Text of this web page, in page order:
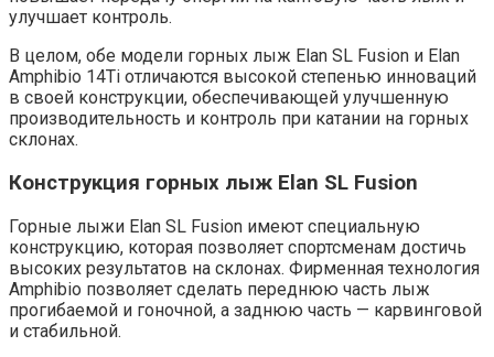
улучшает контроль.
В целом, обе модели горных лыж Elan SL Fusion и Elan
Amphibio 14Ti отличаются высокой степенью инноваций
в своей конструкции, обеспечивающей улучшенную
производительность и контроль при катании на горных
склонах.
Конструкция горных лыж Elan SL Fusion
Горные лыжи Elan SL Fusion имеют специальную
конструкцию, которая позволяет спортсменам достичь
высоких результатов на склонах. Фирменная технология
Amphibio позволяет сделать переднюю часть лыж
прогибаемой и гоночной, а заднюю часть — карвинговой
и стабильной.